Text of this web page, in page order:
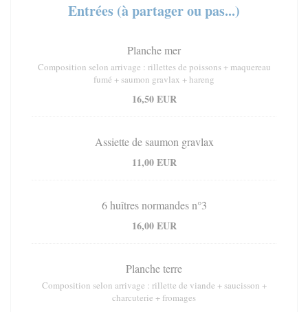
Entrées (à partager ou pas...)
Planche mer
Composition selon arrivage : rillettes de poissons + maquereau
fumé + saumon gravlax + hareng
16,50 EUR
Assiette de saumon gravlax
11,00 EUR
6 huîtres normandes n°3
16,00 EUR
Planche terre
Composition selon arrivage : rillette de viande + saucisson +
charcuterie + fromages